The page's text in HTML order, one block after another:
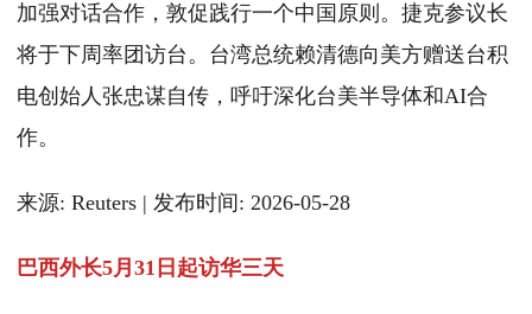
加强对话合作，敦促践行一个中国原则。捷克参议长
将于下周率团访台。台湾总统赖清德向美方赠送台积
电创始人张忠谋自传，呼吁深化台美半导体和AI合
作。
来源: Reuters | 发布时间: 2026-05-28
巴西外长5月31日起访华三天